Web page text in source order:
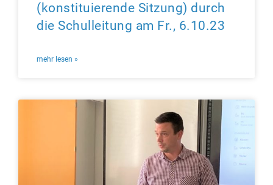
(konstituierende Sitzung) durch
die Schulleitung am Fr., 6.10.23
mehr lesen »